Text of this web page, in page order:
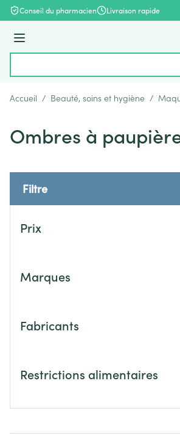
Aller au contenu
Conseil du pharmacien Livraison rapide
Menu
Accueil / Beauté, soins et hygiène /
Ombres à
Filtre
Prix
Marques
Fabricants
Restrictions alimentaires